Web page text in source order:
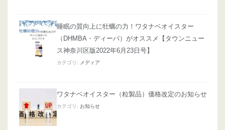
睡眠の質向上に牡蠣の力！ワタナベオイスター
（DHMBA・ディーバ）がオススメ【タウンニュー
ス神奈川区版2022年6月23日号】
カテゴリ: メディア
ワタナベオイスター（粒製品）価格改定のお知らせ
カテゴリ: お知らせ